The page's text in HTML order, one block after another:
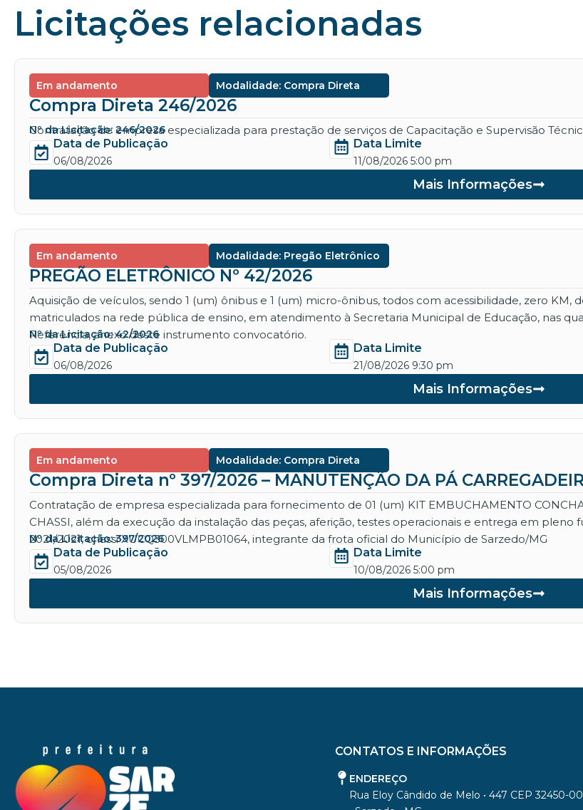
Licitações relacionadas
Em andamento Modalidade: Compra Direta
Compra Direta 246/2026
Contratação de empresa especializada para prestação de serviços de Capacitação e Supervisão
Nº da Licitação: 246/2026
Data de Publicação
06/08/2026
Data Limite
11/08/2026 5:00 pm
Mais Informações
Em andamento Modalidade: Pregão Eletrônico
PREGÃO ELETRÔNICO Nº 42/2026
Aquisição de veículos, sendo 1 (um) ônibus e 1 (um) micro-ônibus, todos com acessibilidade, zero
matriculados na rede pública de ensino, em atendimento à Secretaria Municipal de Educação, nas
Referência, anexo deste instrumento convocatório.
Nº da Licitação: 42/2026
Data de Publicação
06/08/2026
Data Limite
21/08/2026 9:30 pm
Mais Informações
Em andamento Modalidade: Compra Direta
Compra Direta nº 397/2026 – MANUTENÇÃO DA PÁ
Contratação de empresa especializada para fornecimento de 01 (um) KIT EMBUCHAMENTO
CHASSI, além da execução da instalação das peças, aferição, testes operacionais e entrega em
2021/2021, chassi XUCQ300VLMPB01064, integrante da frota oficial do Município de Sarzedo/MG
Nº da Licitação: 397/2026
Data de Publicação
05/08/2026
Data Limite
10/08/2026 5:00 pm
Mais Informações
CONTATOS E INFORMAÇÕES
ENDEREÇO
Rua Eloy Cândido de Melo • 447 CEP 32450-